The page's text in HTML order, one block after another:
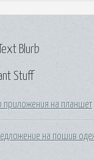
Stuff
приложения на планшет
на пошив
Blurb